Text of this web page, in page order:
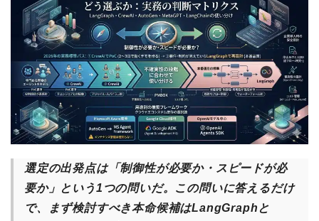
選定の出発点は「制御性が必要か・スピードが必
要か」という1つの問いだ。この問いに答えるだけ
で、まず検討すべき本命候補はLangGraphと